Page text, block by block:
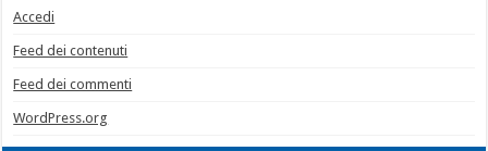
Accedi
Feed dei contenuti
Feed dei commenti
WordPress.org